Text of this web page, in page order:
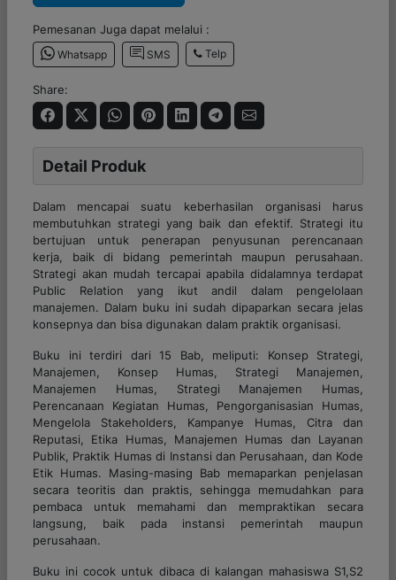
Pemesanan Juga dapat melalui :
Whatsapp SMS Telp
Share:
Detail Produk
Dalam mencapai suatu keberhasilan organisasi harus
membutuhkan strategi yang baik dan efektif. Strategi itu
bertujuan untuk penerapan penyusunan perencanaan
kerja, baik di bidang pemerintah maupun perusahaan.
Strategi akan mudah tercapai apabila didalamnya terdapat
Public Relation yang ikut andil dalam pengelolaan
manajemen. Dalam buku ini sudah dipaparkan secara jelas
konsepnya dan bisa digunakan dalam praktik organisasi.
Buku ini terdiri dari 15 Bab, meliputi: Konsep Strategi,
Manajemen, Konsep Humas, Strategi Manajemen,
Manajemen Humas, Strategi Manajemen Humas,
Perencanaan Kegiatan Humas, Pengorganisasian Humas,
Mengelola Stakeholders, Kampanye Humas, Citra dan
Reputasi, Etika Humas, Manajemen Humas dan Layanan
Publik, Praktik Humas di Instansi dan Perusahaan, dan Kode
Etik Humas. Masing-masing Bab memaparkan penjelasan
secara teoritis dan praktis, sehingga memudahkan para
pembaca untuk memahami dan mempraktikan secara
langsung, baik pada instansi pemerintah maupun
perusahaan.
Buku ini cocok untuk dibaca di kalangan mahasiswa S1,S2